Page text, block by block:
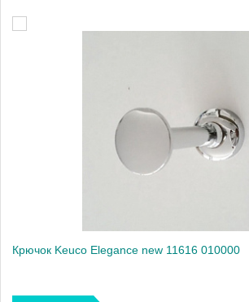
Крючок Keuco Elegance new 11616 010000